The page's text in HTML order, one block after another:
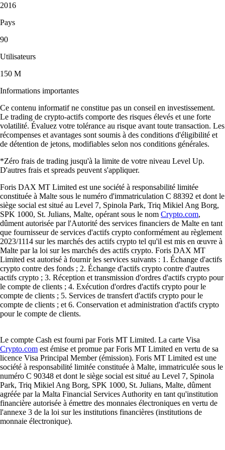
2016
Pays
90
Utilisateurs
150 M
Informations importantes
Ce contenu informatif ne constitue pas un conseil en investissement.
Le trading de crypto-actifs comporte des risques élevés et une forte
volatilité. Évaluez votre tolérance au risque avant toute transaction. Les
récompenses et avantages sont soumis à des conditions d'éligibilité et
de détention de jetons, modifiables selon nos conditions générales.
*Zéro frais de trading jusqu'à la limite de votre niveau Level Up.
D'autres frais et spreads peuvent s'appliquer.
Foris DAX MT Limited est une société à responsabilité limitée
constituée à Malte sous le numéro d'immatriculation C 88392 et dont le
siège social est situé au Level 7, Spinola Park, Triq Mikiel Ang Borg,
SPK 1000, St. Julians, Malte, opérant sous le nom Crypto.com,
dûment autorisée par l'Autorité des services financiers de Malte en tant
que fournisseur de services d'actifs crypto conformément au règlement
2023/1114 sur les marchés des actifs crypto tel qu'il est mis en œuvre à
Malte par la loi sur les marchés des actifs crypto. Foris DAX MT
Limited est autorisé à fournir les services suivants : 1. Échange d'actifs
crypto contre des fonds ; 2. Échange d'actifs crypto contre d'autres
actifs crypto ; 3. Réception et transmission d'ordres d'actifs crypto pour
le compte de clients ; 4. Exécution d'ordres d'actifs crypto pour le
compte de clients ; 5. Services de transfert d'actifs crypto pour le
compte de clients ; et 6. Conservation et administration d'actifs crypto
pour le compte de clients.
Le compte Cash est fourni par Foris MT Limited. La carte Visa
Crypto.com est émise et promue par Foris MT Limited en vertu de sa
licence Visa Principal Member (émission). Foris MT Limited est une
société à responsabilité limitée constituée à Malte, immatriculée sous le
numéro C 90348 et dont le siège social est situé au Level 7, Spinola
Park, Triq Mikiel Ang Borg, SPK 1000, St. Julians, Malte, dûment
agréée par la Malta Financial Services Authority en tant qu'institution
financière autorisée à émettre des monnaies électroniques en vertu de
l'annexe 3 de la loi sur les institutions financières (institutions de
monnaie électronique).